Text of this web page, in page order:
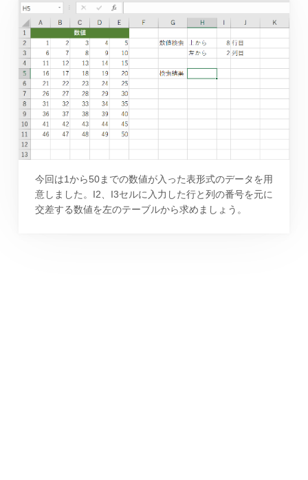
今回は1から50までの数値が入った表形式のデータを用
意しました。I2、I3セルに入力した行と列の番号を元に
交差する数値を左のテーブルから求めましょう。